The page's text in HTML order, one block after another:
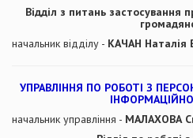
Відділ з питань застосування
начальник відділу - КАЧАН Наталія
УПРАВЛІННЯ ПО РОБОТІ З
начальник управління - МАЛАХОВА